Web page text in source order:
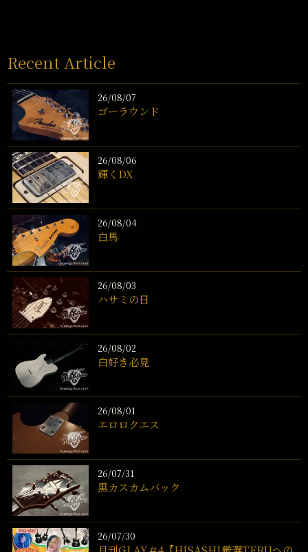
Recent Article
26/08/07
ゴーラウンド
26/08/06
輝くDX
26/08/04
白馬
26/08/03
ハサミの日
26/08/02
白好き必見
26/08/01
エロロクエス
26/07/31
黒カスカムバック
26/07/30